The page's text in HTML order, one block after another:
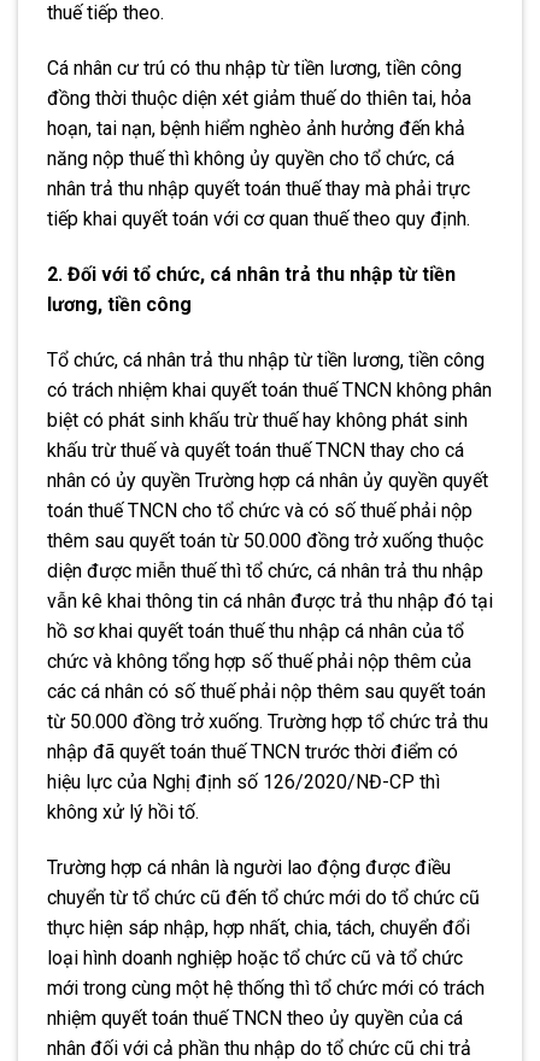
thuế tiếp theo.
Cá nhân cư trú có thu nhập từ tiền lương, tiền công
đồng thời thuộc diện xét giảm thuế do thiên tai, hỏa
hoạn, tai nạn, bệnh hiểm nghèo ảnh hưởng đến khả
năng nộp thuế thì không ủy quyền cho tổ chức, cá
nhân trả thu nhập quyết toán thuế thay mà phải trực
tiếp khai quyết toán với cơ quan thuế theo quy định.
2. Đối với tổ chức, cá nhân trả thu nhập từ tiền
lương, tiền công
Tổ chức, cá nhân trả thu nhập từ tiền lương, tiền công
có trách nhiệm khai quyết toán thuế TNCN không phân
biệt có phát sinh khấu trừ thuế hay không phát sinh
khấu trừ thuế và quyết toán thuế TNCN thay cho cá
nhân có ủy quyền Trường hợp cá nhân ủy quyền quyết
toán thuế TNCN cho tổ chức và có số thuế phải nộp
thêm sau quyết toán từ 50.000 đồng trở xuống thuộc
diện được miễn thuế thì tổ chức, cá nhân trả thu nhập
vẫn kê khai thông tin cá nhân được trả thu nhập đó tại
hồ sơ khai quyết toán thuế thu nhập cá nhân của tổ
chức và không tổng hợp số thuế phải nộp thêm của
các cá nhân có số thuế phải nộp thêm sau quyết toán
từ 50.000 đồng trở xuống. Trường hợp tổ chức trả thu
nhập đã quyết toán thuế TNCN trước thời điểm có
hiệu lực của Nghị định số 126/2020/NĐ-CP thì
không xử lý hồi tố.
Trường hợp cá nhân là người lao động được điều
chuyển từ tổ chức cũ đến tổ chức mới do tổ chức cũ
thực hiện sáp nhập, hợp nhất, chia, tách, chuyển đổi
loại hình doanh nghiệp hoặc tổ chức cũ và tổ chức
mới trong cùng một hệ thống thì tổ chức mới có trách
nhiệm quyết toán thuế TNCN theo ủy quyền của cá
nhân đối với cả phần thu nhập do tổ chức cũ chi trả